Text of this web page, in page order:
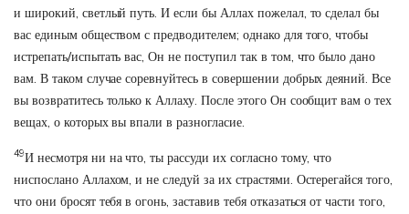
и широкий, светлый путь. И если бы Аллах пожелал, то сделал бы
вас единым обществом с предводителем; однако для того, чтобы
истрепать/испытать вас, Он не поступил так в том, что было дано
вам. В таком случае соревнуйтесь в совершении добрых деяний. Все
вы возвратитесь только к Аллаху. После этого Он сообщит вам о тех
вещах, о которых вы впали в разногласие.
49И несмотря ни на что, ты рассуди их согласно тому, что
ниспослано Аллахом, и не следуй за их страстями. Остерегайся того,
что они бросят тебя в огонь, заставив тебя отказаться от части того,